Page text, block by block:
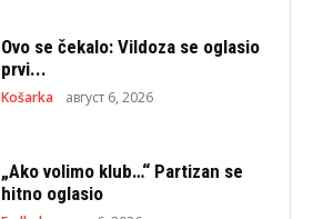
Ovo se čekalo: Vildoza se oglasio
prvi...
Košarka август 6, 2026
„Ako volimo klub…“ Partizan se
hitno oglasio